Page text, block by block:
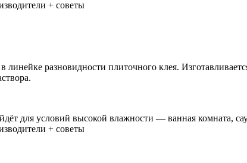
разновидности плиточного клея.
для условий высокой влажности — ванная комната,